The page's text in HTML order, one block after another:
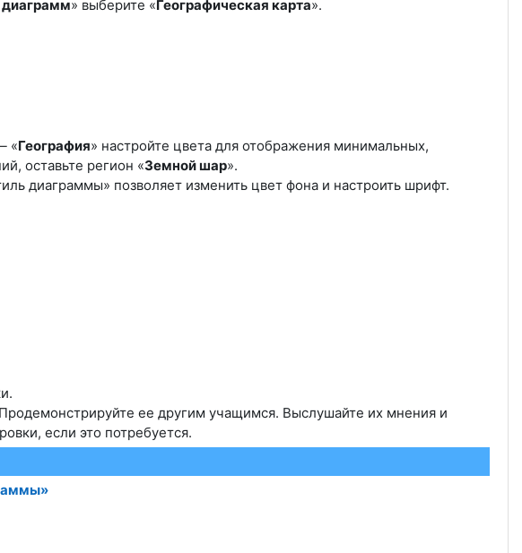
» выберите «Географическая карта».
«География» настройте цвета для отображения минимальных,
оставьте регион «Земной шар».
диаграммы» позволяет изменить цвет фона и настроить шрифт.
Продемонстрируйте ее другим учащимся. Выслушайте их мнения и
если это потребуется.